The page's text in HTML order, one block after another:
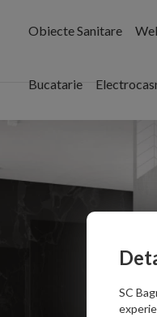
Obiecte Sanitare
Bucatarie
SC